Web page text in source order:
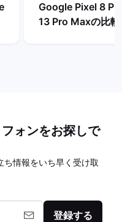
Google Pixel 8
13 Pro Maxの比較
ォンをお探しで
情報をいち早く受け取
登録する